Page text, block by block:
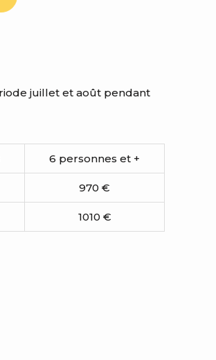
juillet et août pendant
6 personnes et +
970 €
1010 €